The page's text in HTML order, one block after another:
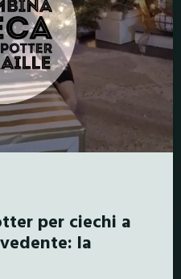
per ciechi a
la